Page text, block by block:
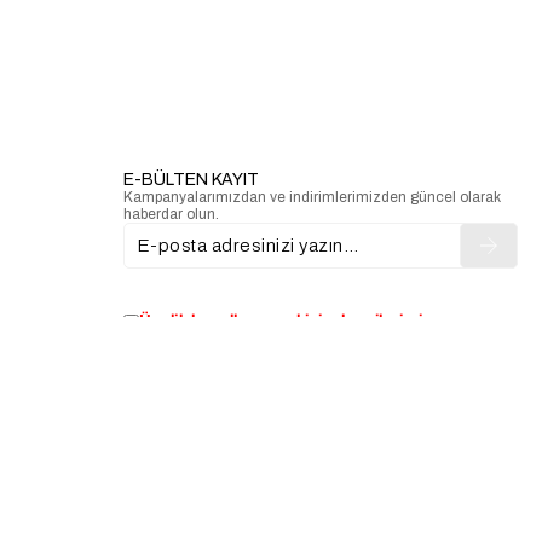
E-BÜLTEN KAYIT
Kampanyalarımızdan ve indirimlerimizden güncel olarak
haberdar olun.
Üyelik koşullarını
kişisel verilerimin